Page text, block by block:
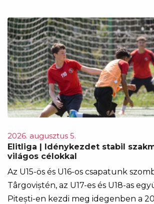
2026. augusztus 5.
Elitliga | Idénykezdet stabil
világos célokkal
Az U15-ös és U16-os csapatunk
Târgoviștén, az U17-es és U18-as
Pitești-en kezdi meg idegenben a